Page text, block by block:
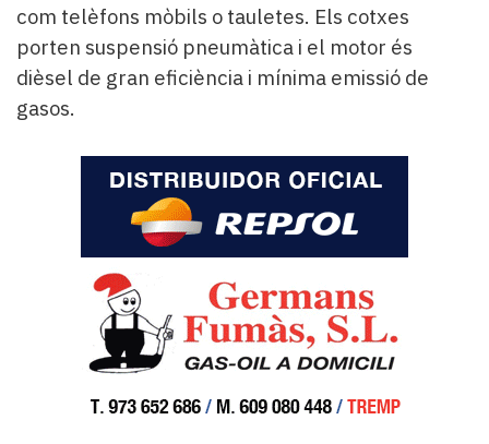
com telèfons mòbils o tauletes. Els cotxes
porten suspensió pneumàtica i el motor és
dièsel de gran eficiència i mínima emissió de
gasos.